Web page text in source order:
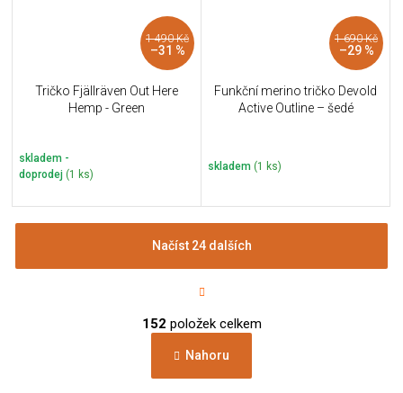
1 490 Kč
–31 %
Tričko Fjällräven Out Here
Hemp - Green
skladem -
doprodej (1 ks)
1 690 Kč
–29 %
Funkční merino tričko Devold
Active Outline – šedé
skladem (1 ks)
v
á
d
Načíst 24 dalších
t
á
n
k
v
152 položek celkem
Nahoru